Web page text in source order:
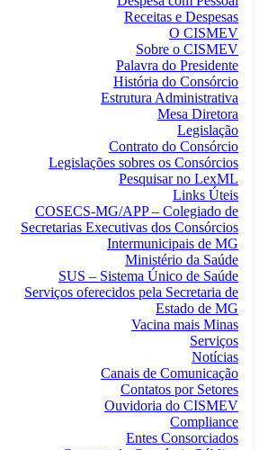
Receitas e Despesas
O CISMEV
Sobre o CISMEV
Palavra do Presidente
História do Consórcio
Estrutura Administrativa
Mesa Diretora
Legislação
Contrato do Consórcio
Legislações sobres os Consórcios
Pesquisar no LexML
Links Úteis
COSECS-MG/APP – Colegiado de
Secretarias Executivas dos Consórcios
Intermunicipais de MG
Ministério da Saúde
SUS – Sistema Único de Saúde
Serviços oferecidos pela Secretaria de
Estado de MG
Vacina mais Minas
Serviços
Notícias
Canais de Comunicação
Contatos por Setores
Ouvidoria do CISMEV
Compliance
Entes Consorciados